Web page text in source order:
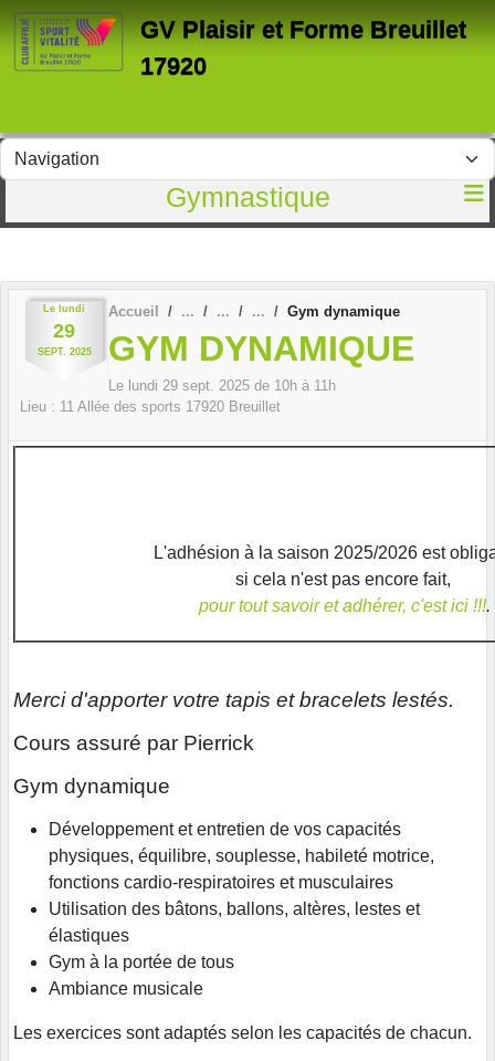
GV Plaisir et Forme Breuillet
17920
Gymnastique
Le lundi
29
SEPT. 2025
Accueil Gym dynamique
GYM DYNAMIQUE
Le lundi 29 sept. 2025 de 10h à 11h
Lieu : 11 Allée des sports 17920 Breuillet
L'adhésion à la saison 2025/2026 est
si cela n'est pas encore fait,
pour tout savoir et adhérer, c'est ici !!!.
Merci d'apporter votre tapis et bracelets lestés.
Cours assuré par Pierrick
Gym dynamique
Développement et entretien de vos capacités
physiques, équilibre, souplesse, habileté motrice,
fonctions cardio-respiratoires et musculaires
Utilisation des bâtons, ballons, altères, lestes et
élastiques
Gym à la portée de tous
Ambiance musicale
Les exercices sont adaptés selon les capacités de chacun.
Panneau de gestion des cookies